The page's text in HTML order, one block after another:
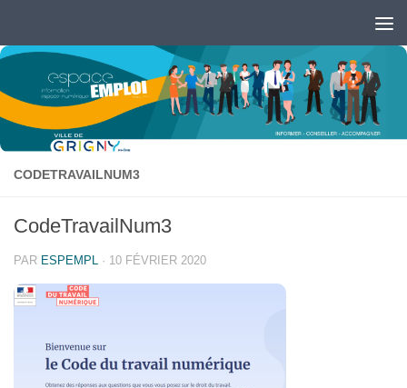
Ouvrir la barre d’outils
CODETRAVAILNUM3
CodeTravailNum3
PAR ESPEMPL · 10 FÉVRIER 2020